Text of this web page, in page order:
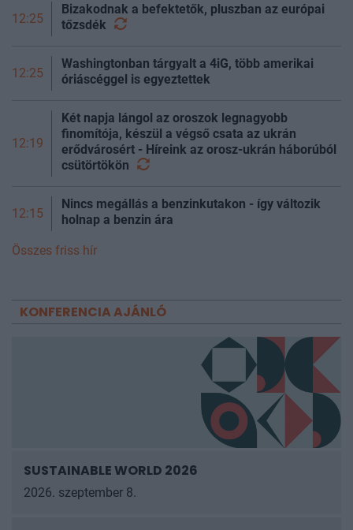
12:25
Bizakodnak a befektetők, pluszban az európai
tőzsdék
12:25
Washingtonban tárgyalt a 4iG, több amerikai
óriáscéggel is egyeztettek
12:19
Két napja lángol az oroszok legnagyobb
finomítója, készül a végső csata az ukrán
erődvárosért - Híreink az orosz-ukrán háborúból
csütörtökön
12:15
Nincs megállás a benzinkutakon - így változik
holnap a benzin ára
Összes friss hír
KONFERENCIA AJÁNLÓ
SUSTAINABLE WORLD 2026
2026. szeptember 8.